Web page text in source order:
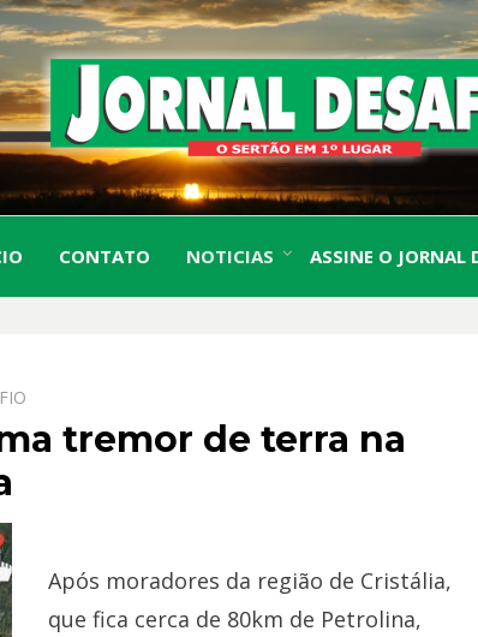
O Sertão em 1º Lugar
CONTATO NOTICIAS ASSINE O JORNAL
tremor de terra na
Após moradores da região de Cristália,
que fica cerca de 80km de Petrolina,